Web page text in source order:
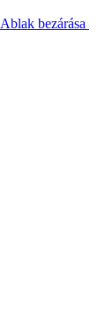
Ablak bezárása